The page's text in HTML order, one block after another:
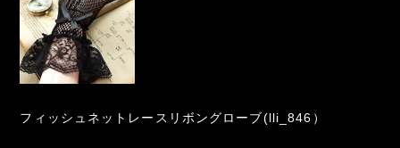
フィッシュネットレースリボングローブ(lli_846）